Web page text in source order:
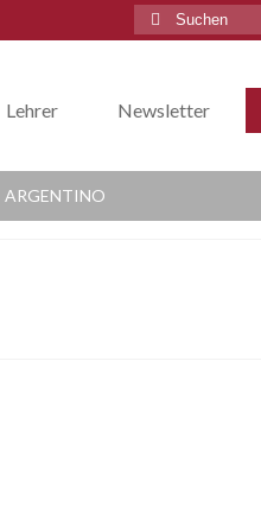
Suche
nach:
Lehrer Newsletter
ARGENTINO